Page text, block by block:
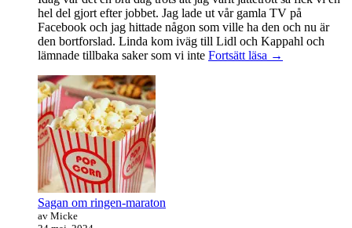
hel del gjort efter jobbet. Jag lade ut vår gamla TV på
Facebook och jag hittade någon som ville ha den och nu är
den bortforslad. Linda kom iväg till Lidl och Kappahl och
lämnade tillbaka saker som vi inte Fortsätt läsa Idag
→
Sagan om ringen-maraton
av Micke